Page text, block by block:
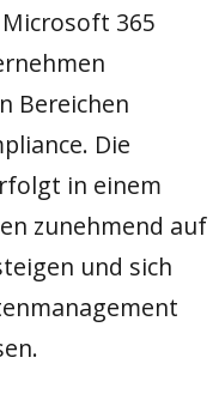
365
Bereichen
Die
in einem
zunehmend auf
und sich